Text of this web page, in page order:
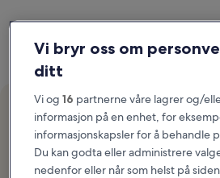
Raske rabatter.
Fleksible fordeler.
Få medlemspriser på
Hotels.comCash du kan du bruke
Bo 10 netter og få
Vi bryr oss om
ditt
Vi og 16 partnerne våre lagrer og/
informasjon på en enhet, for
informasjonskapsler for å behandle
Du kan godta eller administrere
nedenfor eller når som helst på